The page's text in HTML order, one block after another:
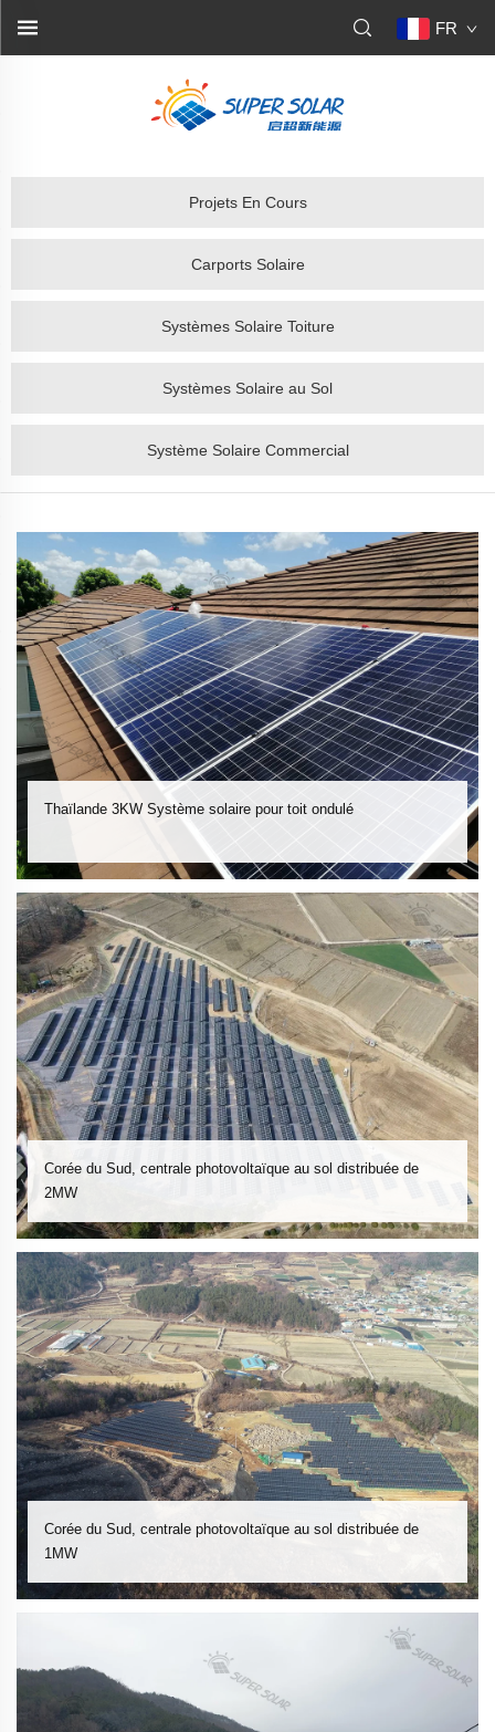
FR
Projets En Cours
Carports Solaire
Systèmes Solaire Toiture
Systèmes Solaire au Sol
Système Solaire Commercial
Thaïlande 3KW Système solaire pour toit ondulé
Corée du Sud, centrale photovoltaïque au sol distribuée de
2MW
Corée du Sud, centrale photovoltaïque au sol distribuée de
1MW